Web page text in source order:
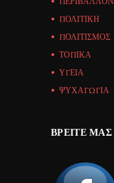
ΠΟΛΙΤΙΚΗ
ΠΟΛΙΤΙΣΜΟΣ
ΤΟΠΙΚΑ
ΥΓΕΙΑ
ΨΥΧΑΓΩΓΙΑ
ΒΡΕΊΤΕ ΜΑΣ